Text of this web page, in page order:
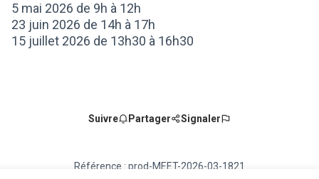
5 mai 2026 de 9h à 12h
23 juin 2026 de 14h à 17h
15 juillet 2026 de 13h30 à 16h30
Suivre Partager Signaler
Référence : prod-MEET-2026-03-1821